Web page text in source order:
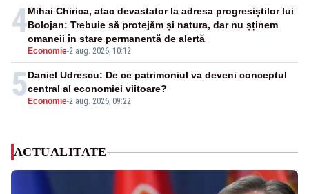
4
Economie-2 aug. 2026, 10:12
Mihai Chirica, atac devastator la adresa progresiștilor lui
Bolojan: Trebuie să protejăm și natura, dar nu șținem
omaneii în stare permanentă de alertă
5 Economie-2 aug. 2026, 09:22
Daniel Udrescu: De ce patrimoniul va deveni conceptul
central al economiei viitoare?
ACTUALITATE